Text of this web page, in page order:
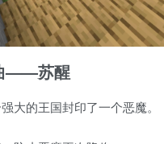
——苏醒
大的王国封印了󠄹󠅀󠄪󠄢󠄡󠄦󠄞󠄧󠄣󠄞󠄢󠄡󠄧󠄞󠄡󠄣󠅬󠅅󠅃󠄵󠅂󠄪󠅗󠅥󠅕󠅣󠅤󠅬󠅄󠄹󠄽󠄵󠄪󠄢󠄠󠄢󠄦󠄝󠄠󠄨󠄝󠄠󠄦󠄐󠄠󠄦󠄪󠄣󠄩󠄪󠄠󠄢󠅬󠇓󠅰󠆀󠅄󠄹󠅄󠄱󠄹󠄻󠄵󠇓󠅰󠆁󠅄󠇕󠆔󠆚󠇗󠆗󠆁󠇗󠆭󠆁󠄐󠇗󠅹󠅸󠇖󠆍󠅳󠇖󠅹󠅰󠇖󠆌󠅹一个恶魔。